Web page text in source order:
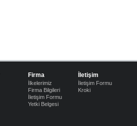
Firma
İlkelerimiz
Firma Bilgileri
İletişim Formu
Yetki Belgesi
İletişim
İletişim Formu
Kroki